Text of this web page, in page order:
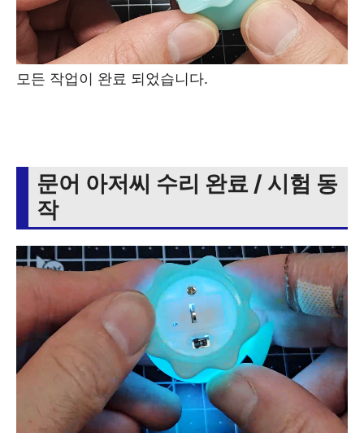
모든 작업이 완료 되었습니다.
문어 아저씨 수리 완료 / 시험 동
작